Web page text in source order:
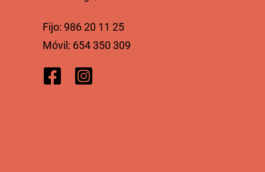
Fijo: 986 20 11 25
Móvil: 654 350 309